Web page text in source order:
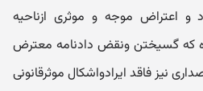
و اعتراض موجه و موثری ازناحیه
که گسیختن ونقض دادنامه معترض
نیز فاقد ایرادواشکال موثرقانونی